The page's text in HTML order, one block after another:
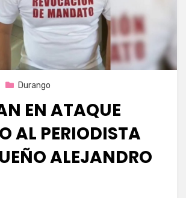
Durango
EN ATAQUE
AL PERIODISTA
ALEJANDRO